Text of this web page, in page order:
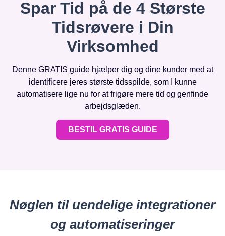
Spar Tid på de 4 Største
Tidsrøvere i Din
Virksomhed
Denne GRATIS guide hjælper dig og dine kunder med at
identificere jeres største tidsspilde, som I kunne
automatisere lige nu for at frigøre mere tid og genfinde
arbejdsglæden.
BESTIL GRATIS GUIDE
Nøglen til uendelige integrationer
og automatiseringer